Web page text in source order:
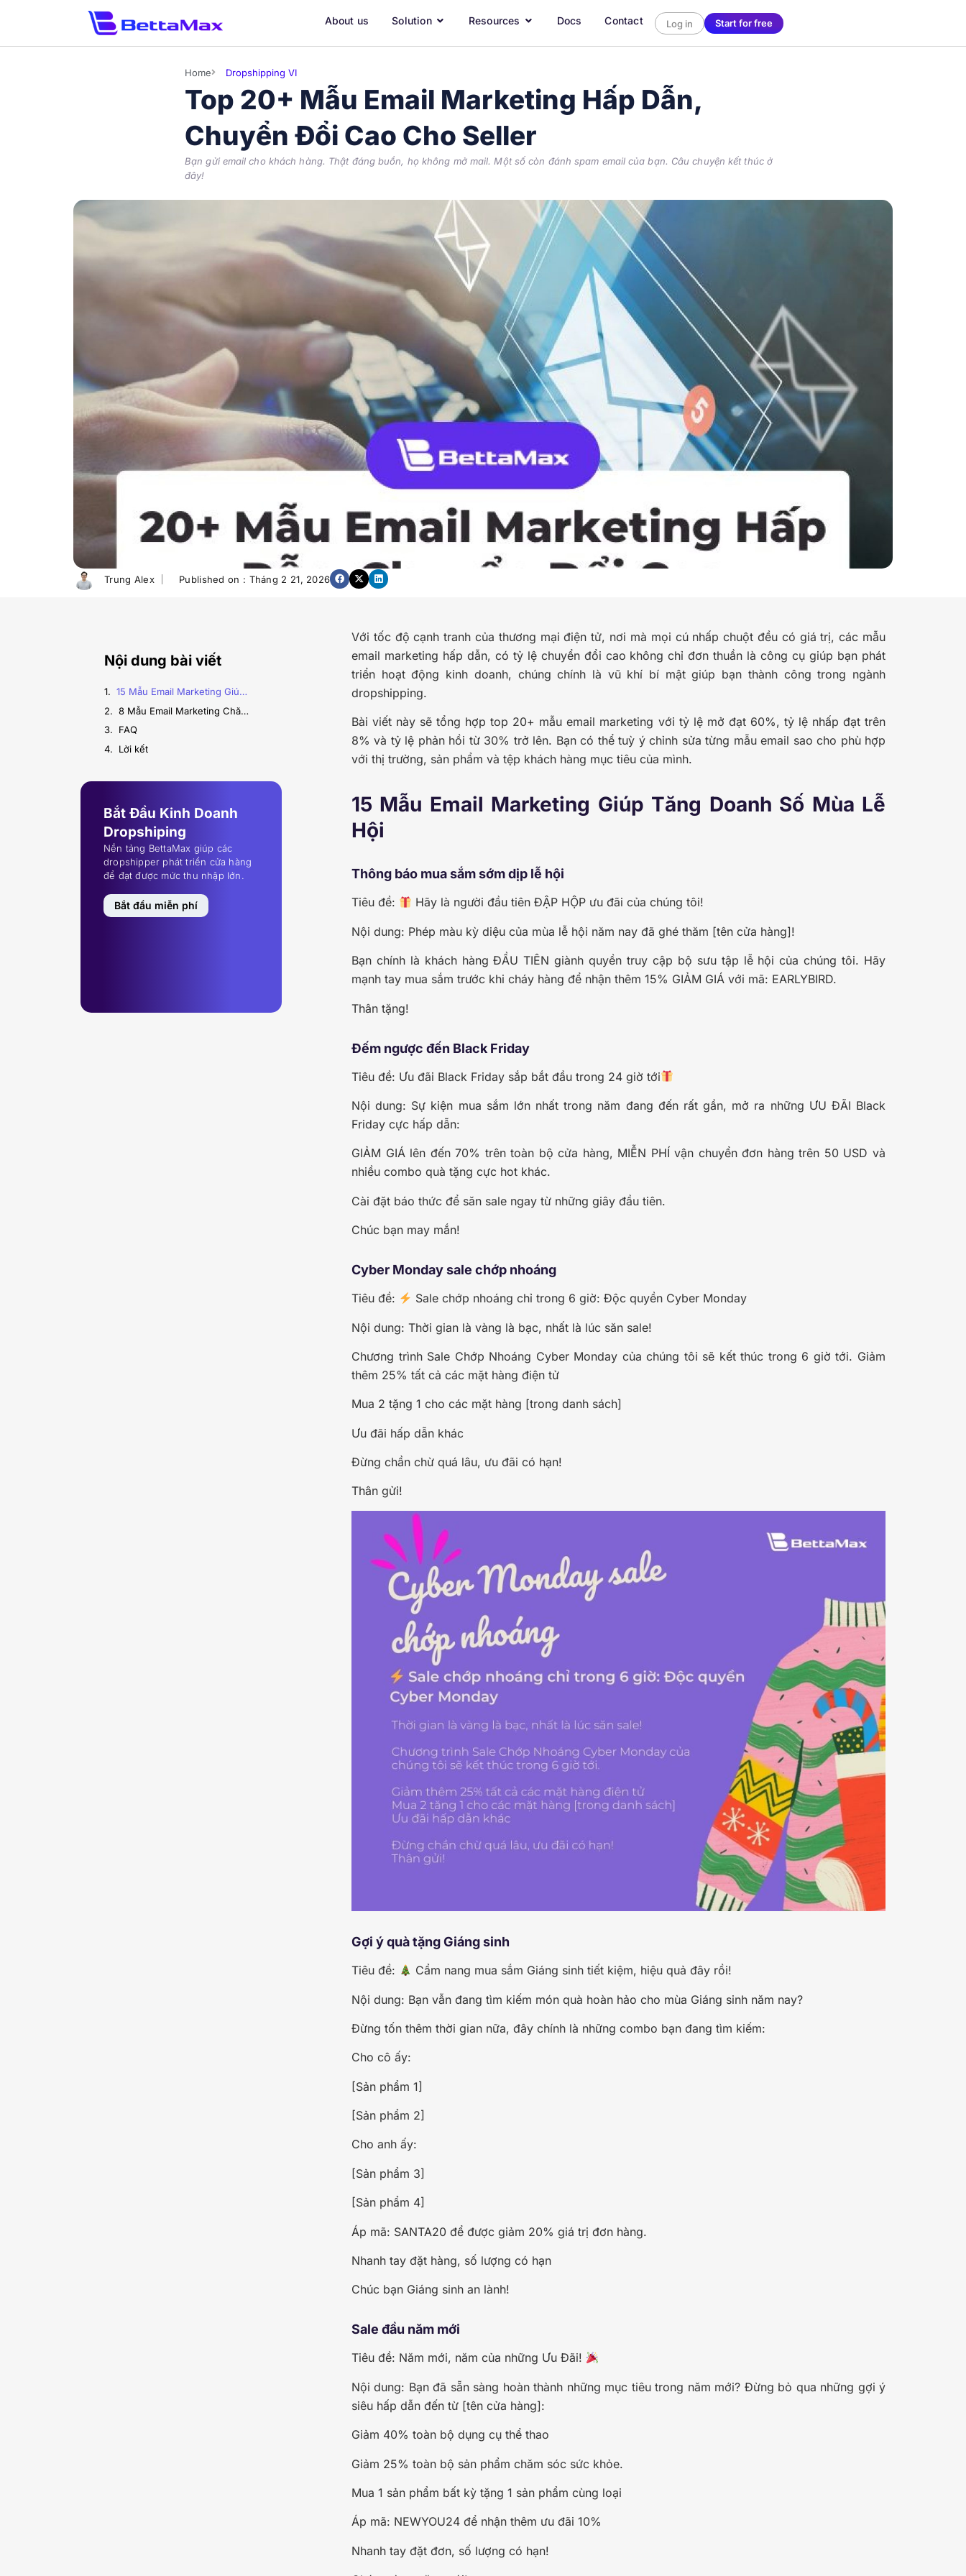
About us Solution Resources Docs Contact Log in Start for free
Home Dropshipping VI
Top 20+ Mẫu Email Marketing Hấp Dẫn,
Chuyển Đổi Cao Cho Seller
Bạn gửi email cho khách hàng. Thật đáng buồn, họ không mở mail. Một số còn đánh spam email của bạn. Câu chuyện kết thúc ở
đây!
Trung Alex Published on : Tháng 2 21, 2026
Nội dung bài viết
15 Mẫu Email Marketing Giúp Tăng Doanh Số Mùa Lễ Hội
8 Mẫu Email Marketing Chăm Sóc Khách Hàng Hiệu Quả
FAQ
Lời kết
Bắt Đầu Kinh Doanh
Dropshiping
Nền tảng BettaMax giúp các
dropshipper phát triển cửa hàng
để đạt được mức thu nhập lớn.
Bắt đầu miễn phí
Với tốc độ cạnh tranh của thương mại điện tử, nơi mà mọi cú nhấp chuột đều có giá trị, các mẫu
email marketing hấp dẫn, có tỷ lệ chuyển đổi cao không chỉ đơn thuần là công cụ giúp bạn phát
triển hoạt động kinh doanh, chúng chính là vũ khí bí mật giúp bạn thành công trong ngành
dropshipping.
Bài viết này sẽ tổng hợp top 20+ mẫu email marketing với tỷ lệ mở đạt 60%, tỷ lệ nhấp đạt trên
8% và tỷ lệ phản hồi từ 30% trở lên. Bạn có thể tuỳ ý chỉnh sửa từng mẫu email sao cho phù hợp
với thị trường, sản phẩm và tệp khách hàng mục tiêu của mình.
15 Mẫu Email Marketing Giúp Tăng Doanh Số Mùa Lễ
Hội
Thông báo mua sắm sớm dịp lễ hội
Tiêu đề: Hãy là người đầu tiên ĐẬP HỘP ưu đãi của chúng tôi!
Nội dung: Phép màu kỳ diệu của mùa lễ hội năm nay đã ghé thăm [tên cửa hàng]!
Bạn chính là khách hàng ĐẦU TIÊN giành quyền truy cập bộ sưu tập lễ hội của chúng tôi. Hãy
mạnh tay mua sắm trước khi cháy hàng để nhận thêm 15% GIẢM GIÁ với mã: EARLYBIRD.
Thân tặng!
Đếm ngược đến Black Friday
Tiêu đề: Ưu đãi Black Friday sắp bắt đầu trong 24 giờ tới
Nội dung: Sự kiện mua sắm lớn nhất trong năm đang đến rất gần, mở ra những ƯU ĐÃI Black
Friday cực hấp dẫn:
GIẢM GIÁ lên đến 70% trên toàn bộ cửa hàng, MIỄN PHÍ vận chuyển đơn hàng trên 50 USD và
nhiều combo quà tặng cực hot khác.
Cài đặt báo thức để săn sale ngay từ những giây đầu tiên.
Chúc bạn may mắn!
Cyber Monday sale chớp nhoáng
Tiêu đề: Sale chớp nhoáng chỉ trong 6 giờ: Độc quyền Cyber Monday
Nội dung: Thời gian là vàng là bạc, nhất là lúc săn sale!
Chương trình Sale Chớp Nhoáng Cyber Monday của chúng tôi sẽ kết thúc trong 6 giờ tới. Giảm
thêm 25% tất cả các mặt hàng điện tử
Mua 2 tặng 1 cho các mặt hàng [trong danh sách]
Ưu đãi hấp dẫn khác
Đừng chần chừ quá lâu, ưu đãi có hạn!
Thân gửi!
Gợi ý quà tặng Giáng sinh
Tiêu đề: Cẩm nang mua sắm Giáng sinh tiết kiệm, hiệu quả đây rồi!
Nội dung: Bạn vẫn đang tìm kiếm món quà hoàn hảo cho mùa Giáng sinh năm nay?
Đừng tốn thêm thời gian nữa, đây chính là những combo bạn đang tìm kiếm:
Cho cô ấy:
[Sản phẩm 1]
[Sản phẩm 2]
Cho anh ấy:
[Sản phẩm 3]
[Sản phẩm 4]
Áp mã: SANTA20 để được giảm 20% giá trị đơn hàng.
Nhanh tay đặt hàng, số lượng có hạn
Chúc bạn Giáng sinh an lành!
Sale đầu năm mới
Tiêu đề: Năm mới, năm của những Ưu Đãi!
Nội dung: Bạn đã sẵn sàng hoàn thành những mục tiêu trong năm mới? Đừng bỏ qua những gợi ý
siêu hấp dẫn đến từ [tên cửa hàng]:
Giảm 40% toàn bộ dụng cụ thể thao
Giảm 25% toàn bộ sản phẩm chăm sóc sức khỏe.
Mua 1 sản phẩm bất kỳ tặng 1 sản phẩm cùng loại
Áp mã: NEWYOU24 để nhận thêm ưu đãi 10%
Nhanh tay đặt đơn, số lượng có hạn!